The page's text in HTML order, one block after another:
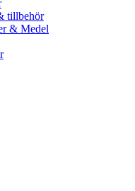
tillbehör
& Medel